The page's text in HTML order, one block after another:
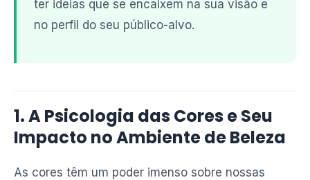
ter ideias que se encaixem na sua visão e
no perfil do seu público-alvo.
1. A Psicologia das Cores e Seu
Impacto no Ambiente de Beleza
As cores têm um poder imenso sobre nossas